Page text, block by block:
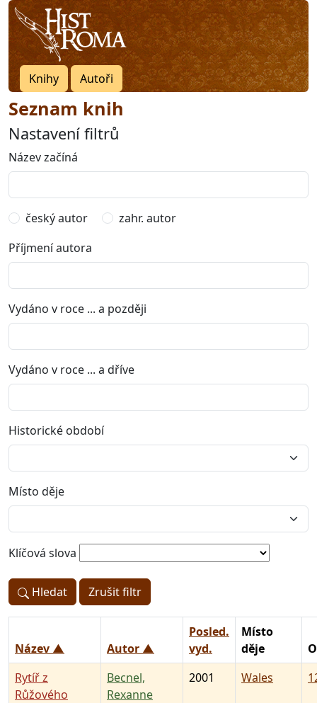
Knihy Autoři
Seznam knih
Nastavení filtrů
Název začíná
český autor
zahr. autor
Příjmení autora
Vydáno v roce ... a později
Vydáno v roce ... a dříve
Historické období
Místo děje
Klíčová slova
Hledat Zrušit filtr
Název ▲ Autor ▲
Posled.
vyd.
Místo
děje
Rytíř z
Růžového
Becnel,
Rexanne
2001 Wales